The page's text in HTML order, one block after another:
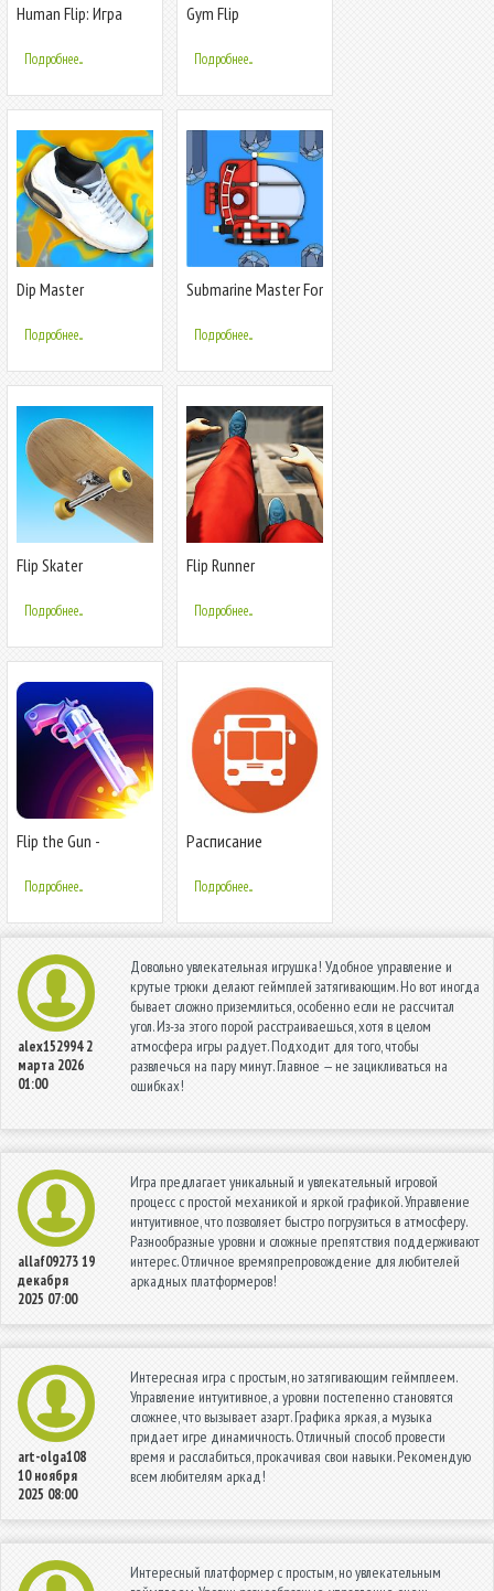
Human Flip: Игра
Подробнее...
Gym Flip
Подробнее...
Dip Master
Подробнее...
Submarine Master For
Game
Подробнее...
Flip Skater
Подробнее...
Flip Runner
Подробнее...
Flip the Gun -
Подробнее...
Расписание
ZippyBus
Подробнее...
alex152994 2
марта 2026
01:00
Довольно увлекательная игрушка! Удобное управление и
крутые трюки делают геймплей затягивающим. Но вот иногда
бывает сложно приземлиться, особенно если не рассчитал
угол. Из-за этого порой расстраиваешься, хотя в целом
атмосфера игры радует. Подходит для того, чтобы
развлечься на пару минут. Главное — не зацикливаться на
ошибках!
allaf0927319
декабря
2025 07:00
Игра предлагает уникальный и увлекательный игровой
процесс с простой механикой и яркой графикой. Управление
интуитивное, что позволяет быстро погрузиться в атмосферу.
Разнообразные уровни и сложные препятствия поддерживают
интерес. Отличное времяпрепровождение для любителей
аркадных платформеров!
art-olga108
10 ноября
2025 08:00
Интересная игра с простым, но затягивающим геймплеем.
Управление интуитивное, а уровни постепенно становятся
сложнее, что вызывает азарт. Графика яркая, а музыка
придает игре динамичность. Отличный способ провести
время и расслабиться, прокачивая свои навыки. Рекомендую
всем любителям аркад!
Интересный платформер с простым, но увлекательным